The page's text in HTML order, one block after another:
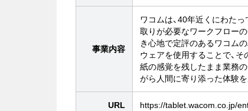
事業内容
ワコムは、40年近くにわた
取りが必要なワークフロー
き心地で定評のあるワコム
ウェアを使用することで、
紙の感覚を残したまま業務
がら人間に寄り添った体験を
URL https://tablet.wacom.co.jp/